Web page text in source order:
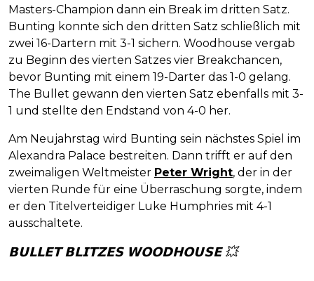
Masters-Champion dann ein Break im dritten Satz.
Bunting konnte sich den dritten Satz schließlich mit
zwei 16-Dartern mit 3-1 sichern. Woodhouse vergab
zu Beginn des vierten Satzes vier Breakchancen,
bevor Bunting mit einem 19-Darter das 1-0 gelang.
The Bullet gewann den vierten Satz ebenfalls mit 3-
1 und stellte den Endstand von 4-0 her.
Am Neujahrstag wird Bunting sein nächstes Spiel im
Alexandra Palace bestreiten. Dann trifft er auf den
zweimaligen Weltmeister Peter Wright, der in der
vierten Runde für eine Überraschung sorgte, indem
er den Titelverteidiger Luke Humphries mit 4-1
ausschaltete.
𝗕𝗨𝗟𝗟𝗘𝗧 𝗕𝗟𝗜𝗧𝗭𝗘𝗦 𝗪𝗢𝗢𝗗𝗛𝗢𝗨𝗦𝗘 💥